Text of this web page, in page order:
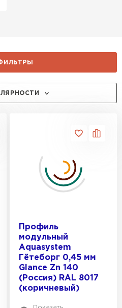
Профиль
модульный
Aquasystem
Гётеборг 0,45 мм
Glance Zn 140
(Россия) RAL 8017
(коричневый)